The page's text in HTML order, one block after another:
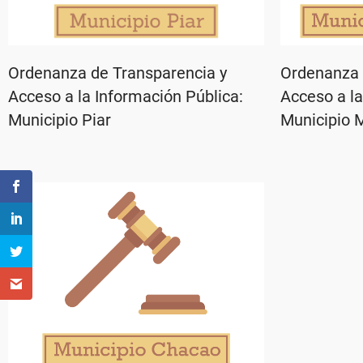
Ordenanza de Transparencia y
Acceso a la Información Pública:
Municipio Piar
Acceso a
Municipio